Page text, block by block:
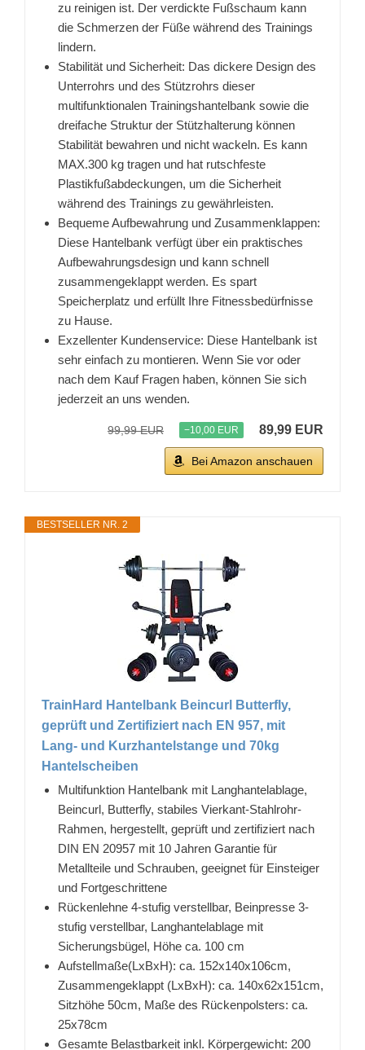
zu reinigen ist. Der verdickte Fußschaum kann
die Schmerzen der Füße während des Trainings
lindern.
Stabilität und Sicherheit: Das dickere Design des
Unterrohrs und des Stützrohrs dieser
multifunktionalen Trainingshantelbank sowie die
dreifache Struktur der Stützhalterung können
Stabilität bewahren und nicht wackeln. Es kann
MAX.300 kg tragen und hat rutschfeste
Plastikfußabdeckungen, um die Sicherheit
während des Trainings zu gewährleisten.
Bequeme Aufbewahrung und Zusammenklappen:
Diese Hantelbank verfügt über ein praktisches
Aufbewahrungsdesign und kann schnell
zusammengeklappt werden. Es spart
Speicherplatz und erfüllt Ihre Fitnessbedürfnisse
zu Hause.
Exzellenter Kundenservice: Diese Hantelbank ist
sehr einfach zu montieren. Wenn Sie vor oder
nach dem Kauf Fragen haben, können Sie sich
jederzeit an uns wenden.
99,99 EUR −10,00 EUR 89,99 EUR
Bei Amazon anschauen
BESTSELLER NR. 2
TrainHard Hantelbank Beincurl Butterfly,
geprüft und Zertifiziert nach EN 957, mit
Lang- und Kurzhantelstange und 70kg
Hantelscheiben
Multifunktion Hantelbank mit Langhantelablage,
Beincurl, Butterfly, stabiles Vierkant-Stahlrohr-
Rahmen, hergestellt, geprüft und zertifiziert nach
DIN EN 20957 mit 10 Jahren Garantie für
Metallteile und Schrauben, geeignet für Einsteiger
und Fortgeschrittene
Rückenlehne 4-stufig verstellbar, Beinpresse 3-
stufig verstellbar, Langhantelablage mit
Sicherungsbügel, Höhe ca. 100 cm
Aufstellmaße(LxBxH): ca. 152x140x106cm,
Zusammengeklappt (LxBxH): ca. 140x62x151cm,
Sitzhöhe 50cm, Maße des Rückenpolsters: ca.
25x78cm
Gesamte Belastbarkeit inkl. Körpergewicht: 200